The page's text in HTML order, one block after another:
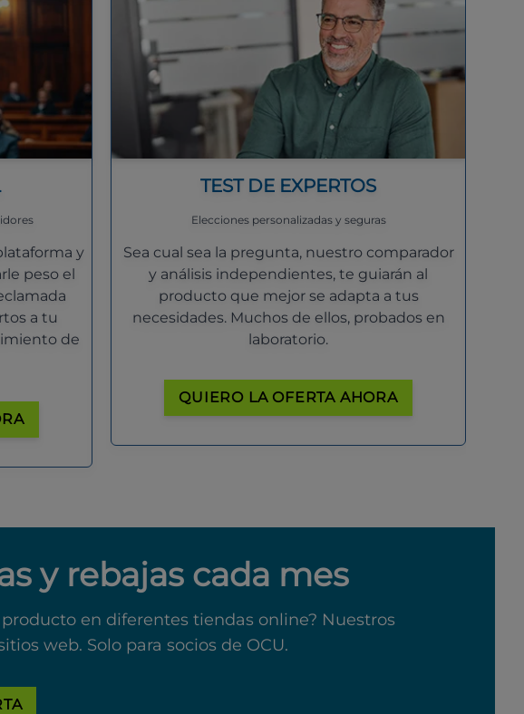
y
peso el
a tu
de
TEST DE EXPERTOS
Elecciones personalizadas y seguras
Sea cual sea la pregunta, nuestro comparador
y análisis independientes, te guiarán al
producto que mejor se adapta a tus
necesidades. Muchos de ellos, probados en
laboratorio.
QUIERO LA OFERTA AHORA
y rebajas cada mes
en diferentes tiendas online? Nuestros
web. Solo para socios de OCU.